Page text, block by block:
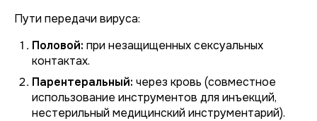
Пути передачи вируса:
Половой: при незащищенных сексуальных
контактах.
Парентеральный: через кровь (совместное
использование инструментов для инъекций,
нестерильный медицинский инструментарий).